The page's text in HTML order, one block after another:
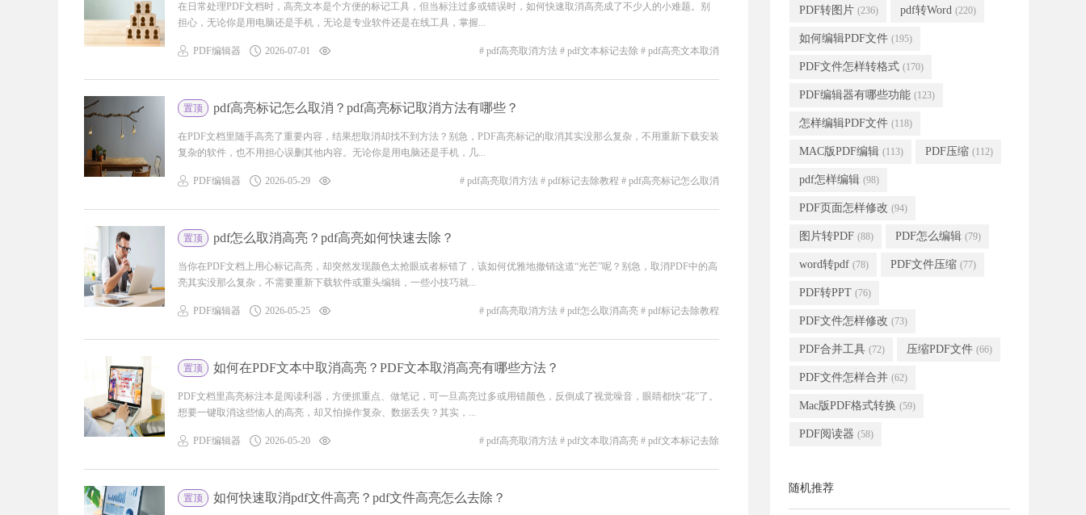
在日常处理PDF文档时，高亮文本是个方便的标记工具，但当标注过多或错误时，如何快速取消高亮成了不少人的小难题。别
担心，无论你是用电脑还是手机，无论是专业软件还是在线工具，掌握...
PDF编辑器 2026-07-01 # pdf高亮取消方法 # pdf文本标记去除 # pdf高亮文本取消
置顶 pdf高亮标记怎么取消？pdf高亮标记取消方法有哪些？
在PDF文档里随手高亮了重要内容，结果想取消却找不到方法？别急，PDF高亮标记的取消其实没那么复杂，不用重新下载安装
复杂的软件，也不用担心误删其他内容。无论你是用电脑还是手机，几...
PDF编辑器 2026-05-29 # pdf高亮取消方法 # pdf标记去除教程 # pdf高亮标记怎么取消
置顶 pdf怎么取消高亮？pdf高亮如何快速去除？
当你在PDF文档上用心标记高亮，却突然发现颜色太抢眼或者标错了，该如何优雅地撤销这道“光芒”呢？别急，取消PDF中的高
亮其实没那么复杂，不需要重新下载软件或重头编辑，一些小技巧就...
PDF编辑器 2026-05-25 # pdf高亮取消方法 # pdf怎么取消高亮 # pdf标记去除教程
置顶 如何在PDF文本中取消高亮？PDF文本取消高亮有哪些方法？
PDF文档里高亮标注本是阅读利器，方便抓重点、做笔记，可一旦高亮过多或用错颜色，反倒成了视觉噪音，眼睛都快“花”了。
想要一键取消这些恼人的高亮，却又怕操作复杂、数据丢失？其实，...
PDF编辑器 2026-05-20 # pdf高亮取消方法 # pdf文本取消高亮 # pdf文本标记去除
置顶 如何快速取消pdf文件高亮？pdf文件高亮怎么去除？
PDF转图片 (236) pdf转Word (220)
如何编辑PDF文件 (195)
PDF文件怎样转格式 (170)
PDF编辑器有哪些功能 (123)
怎样编辑PDF文件 (118)
MAC版PDF编辑 (113) PDF压缩 (112)
pdf怎样编辑 (98)
PDF页面怎样修改 (94)
图片转PDF (88) PDF怎么编辑 (79)
word转pdf (78) PDF文件压缩 (77)
PDF转PPT (76)
PDF文件怎样修改 (73)
PDF合并工具 (72) 压缩PDF文件 (66)
PDF文件怎样合并 (62)
Mac版PDF格式转换 (59)
PDF阅读器 (58)
随机推荐